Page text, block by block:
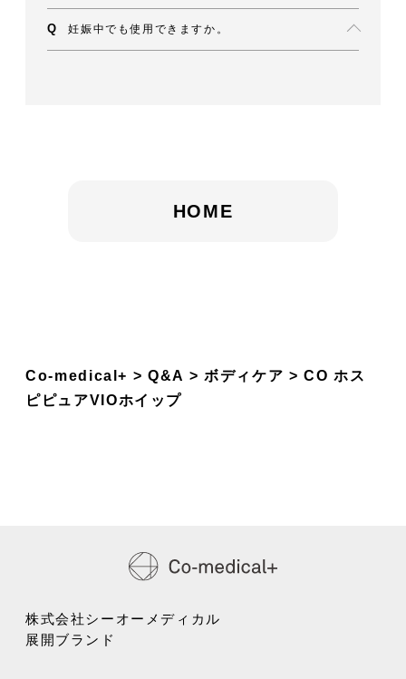
Co-medical+ Q&A ボディケア
CO ホス
ピピュアVIOホイップ
妊娠中でも使用できますか。
HOME
株式会社シーオーメディカル
展開ブランド